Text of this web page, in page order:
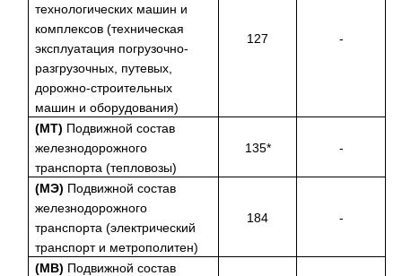
технологических машин и
комплексов (техническая
эксплуатация погрузочно-
разгрузочных, путевых,
дорожно-строительных
машин и оборудования)
127 -
(МТ) Подвижной состав
железнодорожного
транспорта (тепловозы)
135* -
(МЭ) Подвижной состав
железнодорожного
транспорта (электрический
транспорт и метрополитен)
184 -
(МВ) Подвижной состав